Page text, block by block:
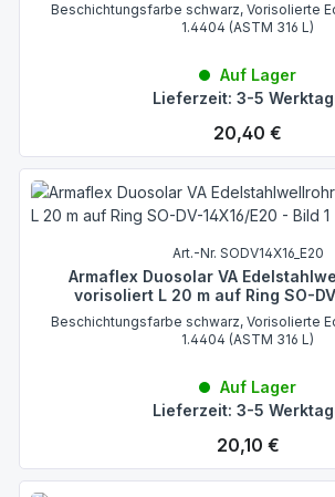
Beschichtungsfarbe schwarz, Vorisolierte
1.4404 (ASTM 316 L)
Auf Lager
Lieferzeit: 3-5
Regulärer Preis:
20,40 €
Art.-Nr. SODV14X16_E20
Armaflex Duosolar VA
vorisoliert L 20 m auf Ring SO-
Beschichtungsfarbe schwarz, Vorisolierte
1.4404 (ASTM 316 L)
Auf Lager
Lieferzeit: 3-5
Regulärer Preis:
20,10 €